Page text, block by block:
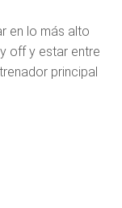
en lo más alto
off y estar entre
principal